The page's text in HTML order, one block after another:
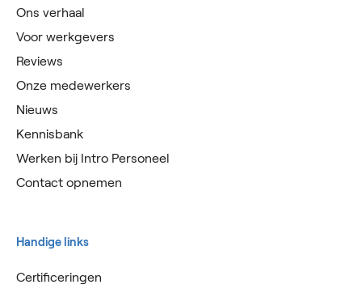
Ons verhaal
Voor werkgevers
Reviews
Onze medewerkers
Nieuws
Kennisbank
Werken bij Intro Personeel
Contact opnemen
Handige links
Certificeringen